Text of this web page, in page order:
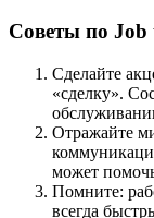
Советы по Job
Сделайте
«сделку».
Отражайте
может
Помните:
всегда